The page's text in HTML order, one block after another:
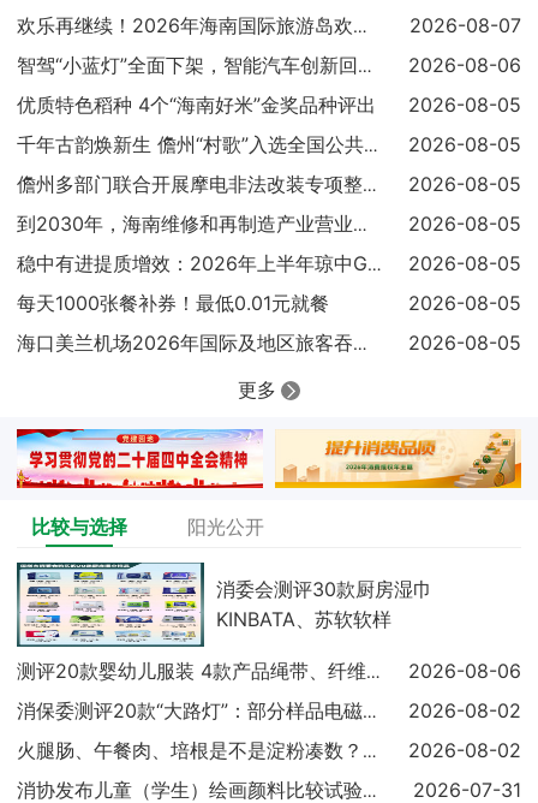
欢乐再继续！2026年海南国际旅游岛欢乐节调声狂欢嘉年华亮点 2026-08-07
智驾“小蓝灯”全面下架，智能汽车创新回归安全本质
2026-08-06
优质特色稻种 4个“海南好米”金奖品种评出
2026-08-05
千年古韵焕新生 儋州“村歌”入选全国公共文化服务高质量发展典 2026-08-05
儋州多部门联合开展摩电非法改装专项整治 查扣涉案车辆25辆 2026-08-05
到2030年，海南维修和再制造产业营业收入达到300亿元 2026-08-05
稳中有进提质增效：2026年上半年琼中GDP同比增长4.1%
2026-08-05
每天1000张餐补券！最低0.01元就餐
2026-08-05
海口美兰机场2026年国际及地区旅客吞吐量已超过100万人次
2026-08-05
更多
比较与选择 阳光公开
消委会测评30款厨房湿巾
KINBATA、苏软软样
测评20款婴幼儿服装 4款产品绳带、纤维含量不达标 2026-08-06
消保委测评20款“大路灯”：部分样品电磁兼容未达标 2026-08-02
火腿肠、午餐肉、培根是不是淀粉凑数？实测结果出炉 2026-08-02
消协发布儿童（学生）绘画颜料比较试验结果显示：18 2026-07-31